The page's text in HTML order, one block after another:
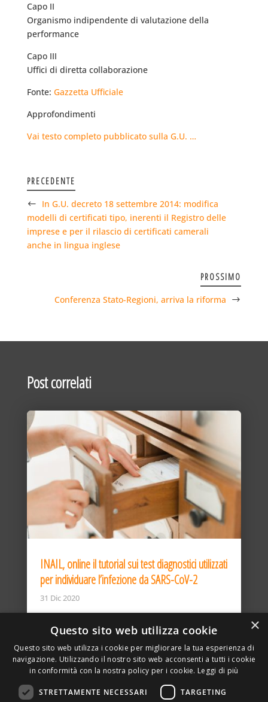
Capo II
Organismo indipendente di valutazione della
performance
Capo III
Uffici di diretta collaborazione
Fonte: Gazzetta Ufficiale
Approfondimenti
Vai testo completo pubblicato sulla G.U. …
PRECEDENTE
In G.U. decreto 18 settembre 2014: modifica
modelli di certificati tipo, inerenti il Registro delle
imprese e per il rilascio di certificati camerali
anche in lingua inglese
PROSSIMO
Conferenza Stato-Regioni, arriva la riforma
Post correlati
INAIL, online il tutorial sui test diagnostici utilizzati
per individuare l’infezione da SARS-CoV-2
31 Dic 2020
×
Questo sito web utilizza cookie
Questo sito web utilizza i cookie per migliorare la tua esperienza di
navigazione. Utilizzando il nostro sito web acconsenti a tutti i cookie
in conformità con la nostra policy per i cookie. Leggi di più
STRETTAMENTE NECESSARI TARGETING